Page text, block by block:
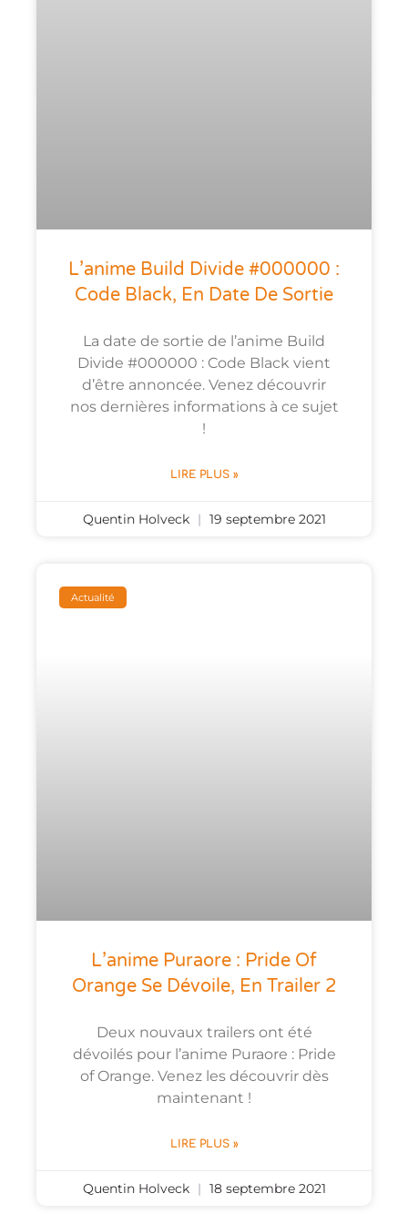
L’anime Build Divide #000000 :
Code Black, En Date De Sortie
La date de sortie de l’anime Build
Divide #000000 : Code Black vient
d’être annoncée. Venez découvrir
nos dernières informations à ce sujet
!
LIRE PLUS »
Quentin Holveck 19 septembre 2021
Actualité
L’anime Puraore : Pride Of
Orange Se Dévoile, En Trailer 2
Deux nouvaux trailers ont été
dévoilés pour l’anime Puraore : Pride
of Orange. Venez les découvrir dès
maintenant !
LIRE PLUS »
Quentin Holveck 18 septembre 2021